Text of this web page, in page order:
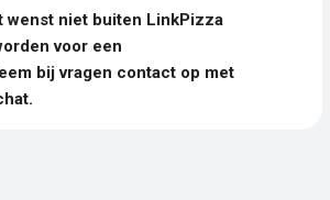
wenst niet buiten LinkPizza
voor een
bij vragen contact op met